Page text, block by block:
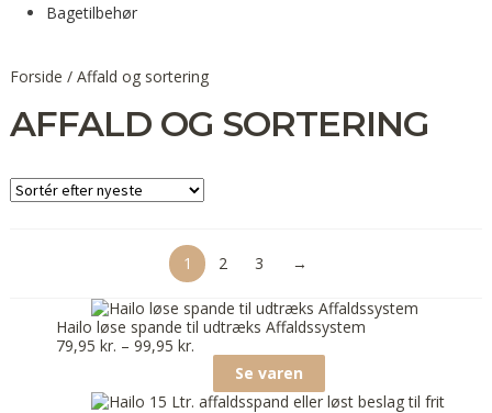
Bagetilbehør
Forside / Affald og sortering
AFFALD OG SORTERING
1 2 3 →
Hailo løse spande til udtræks Affaldssystem
79,95 kr. – 99,95 kr.
Se varen